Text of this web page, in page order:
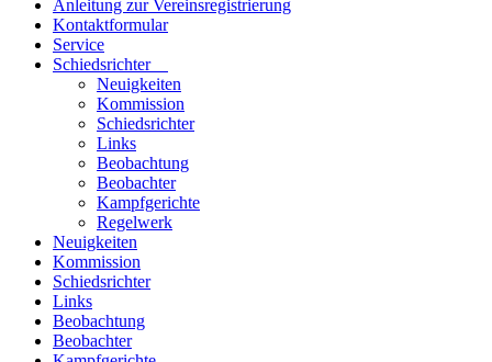
Anleitung zur Vereinsregistrierung
Kontaktformular
Service
Schiedsrichter
Neuigkeiten
Kommission
Schiedsrichter
Links
Beobachtung
Beobachter
Kampfgerichte
Regelwerk
Neuigkeiten
Kommission
Schiedsrichter
Links
Beobachtung
Beobachter